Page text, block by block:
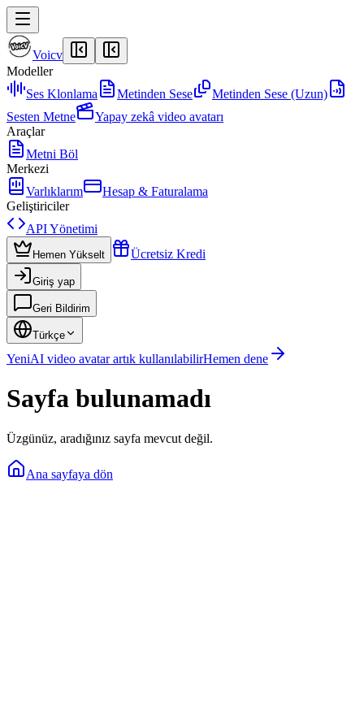
Voicv
Modeller
Ses Klonlama
Metinden Sese
Metinden Sese (Uzun)
Sesten Metne
Yapay zekâ video avatarı
Araçlar
Metni Böl
Merkezi
Varlıklarım
Hesap & Faturalama
Geliştiriciler
API Yönetimi
Hemen Yükselt Ücretsiz Kredi
Giriş yap
Geri Bildirim
Türkçe
YeniAI video avatar artık kullanılabilirHemen dene
Sayfa bulunamadı
Üzgünüz, aradığınız sayfa mevcut değil.
Ana sayfaya dön